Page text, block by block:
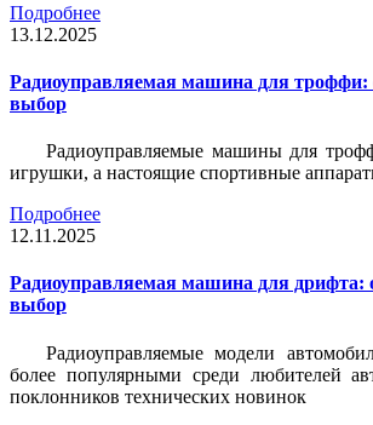
Подробнее
13.12.2025
Радиоуправляемая машина для троффи:
выбор
Радиоуправляемые машины для
игрушки, а настоящие спортивные
Подробнее
12.11.2025
Радиоуправляемая машина для дрифта:
выбор
Радиоуправляемые модели
более популярными среди любителей
поклонников технических новинок